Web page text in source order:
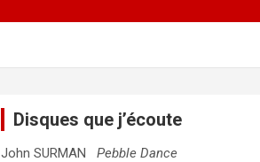
Disques que j’écoute
John SURMANPebble Dance